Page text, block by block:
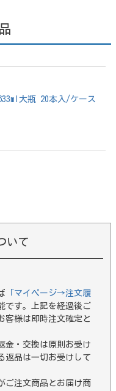
大瓶 20本入/ケース
いて
「マイページ→注文履
です。上記を経過後ご
客様は即時注文確定と
金・交換は原則お受け
返品は一切お受けして
ご注文商品とお届け商